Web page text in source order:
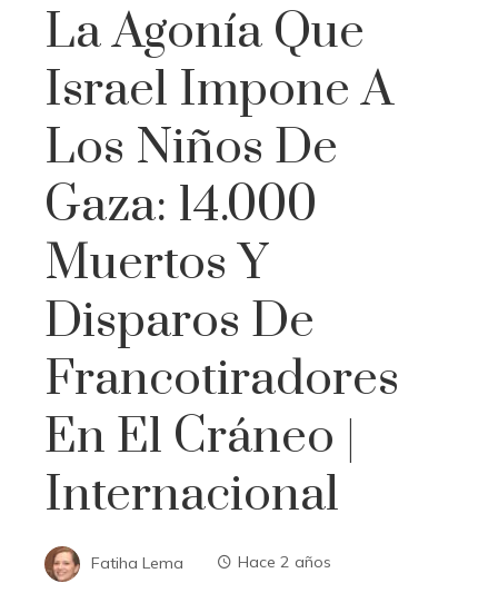
La Agonía Que
Israel Impone A
Los Niños De
Gaza: 14.000
Muertos Y
Disparos De
Francotiradores
En El Cráneo |
Internacional
Fatiha Lema Hace 2 años